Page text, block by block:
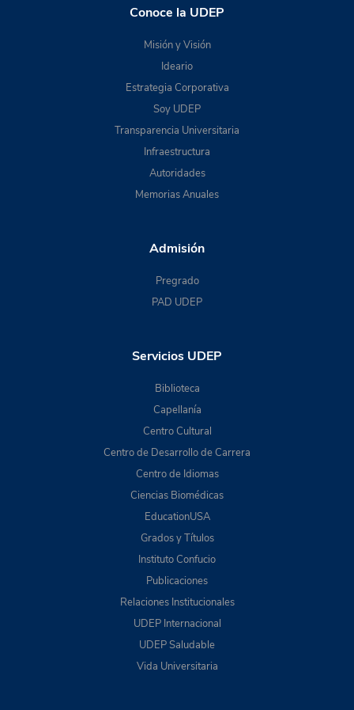
Conoce la UDEP
Misión y Visión
Ideario
Estrategia Corporativa
Soy UDEP
Transparencia Universitaria
Infraestructura
Autoridades
Memorias Anuales
Admisión
Pregrado
PAD UDEP
Servicios UDEP
Biblioteca
Capellanía
Centro Cultural
Centro de Desarrollo de Carrera
Centro de Idiomas
Ciencias Biomédicas
EducationUSA
Grados y Títulos
Instituto Confucio
Publicaciones
Relaciones Institucionales
UDEP Internacional
UDEP Saludable
Vida Universitaria